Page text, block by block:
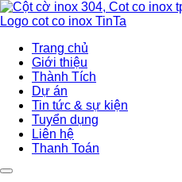
Trang chủ
Giới thiệu
Thành Tích
Dự án
Tin tức & sự kiện
Tuyển dụng
Liên hệ
Thanh Toán